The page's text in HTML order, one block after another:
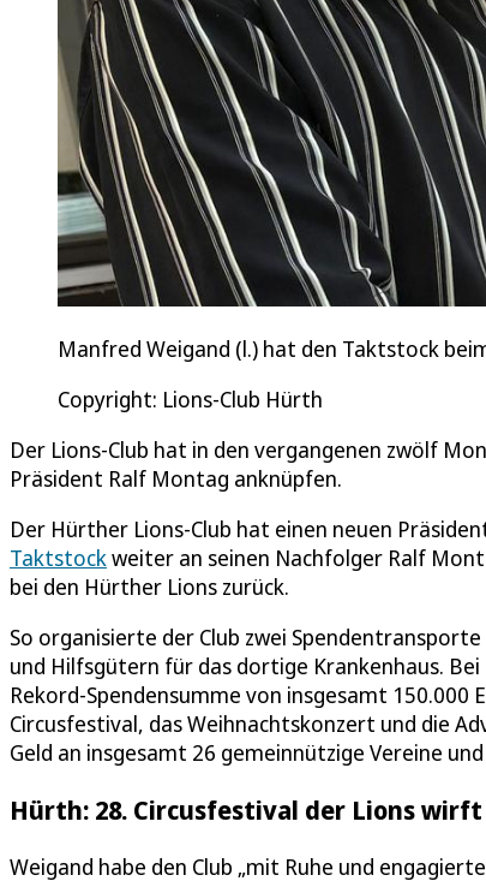
Manfred Weigand (l.) hat den Taktstock
Copyright: Lions-Club Hürth
Der Lions-Club hat in den vergangenen zwölf
Präsident Ralf Montag anknüpfen.
Der Hürther Lions-Club hat einen neuen
Taktstockweiter an seinen Nachfolger Ralf
bei den Hürther Lions zurück.
So organisierte der Club zwei
und Hilfsgütern für das dortige Krankenhaus.
Rekord-Spendensumme von insgesamt 150.000
Circusfestival, das Weihnachtskonzert und die
Geld an insgesamt 26 gemeinnützige Vereine
Hürth: 28. Circusfestival der Lions
Weigand habe den Club „mit Ruhe und